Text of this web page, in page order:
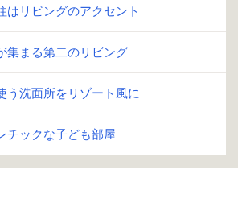
はリビングのアクセント
集まる第二のリビング
う洗面所をリゾート風に
チックな子ども部屋